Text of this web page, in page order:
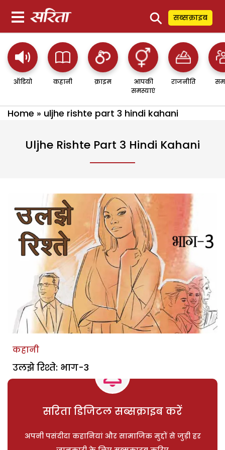
⚲ सब्सक्राइब
ऑडियो कहानी क्राइम
आपकी
समस्याएं
राजनीति
Home » uljhe rishte part 3 hindi kahani
Uljhe Rishte Part 3 Hindi Kahani
कहानी
उलझे रिश्ते: भाग-3
सरिता डिजिटल सब्सक्राइब करें
अपनी पसंदीदा कहानियां और सामाजिक मुद्दों से जुड़ी हर